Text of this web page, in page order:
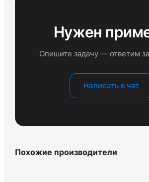
Нужен
Опишите задачу — ответим
Написать в чат
Похожие производители